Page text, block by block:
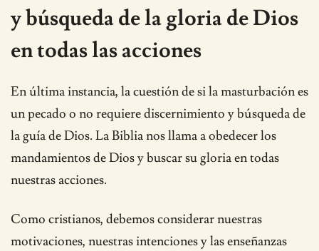
y búsqueda de la gloria de Dios
en todas las acciones
En última instancia, la cuestión de si la masturbación es
un pecado o no requiere discernimiento y búsqueda de
la guía de Dios. La Biblia nos llama a obedecer los
mandamientos de Dios y buscar su gloria en todas
nuestras acciones.
Como cristianos, debemos considerar nuestras
motivaciones, nuestras intenciones y las enseñanzas